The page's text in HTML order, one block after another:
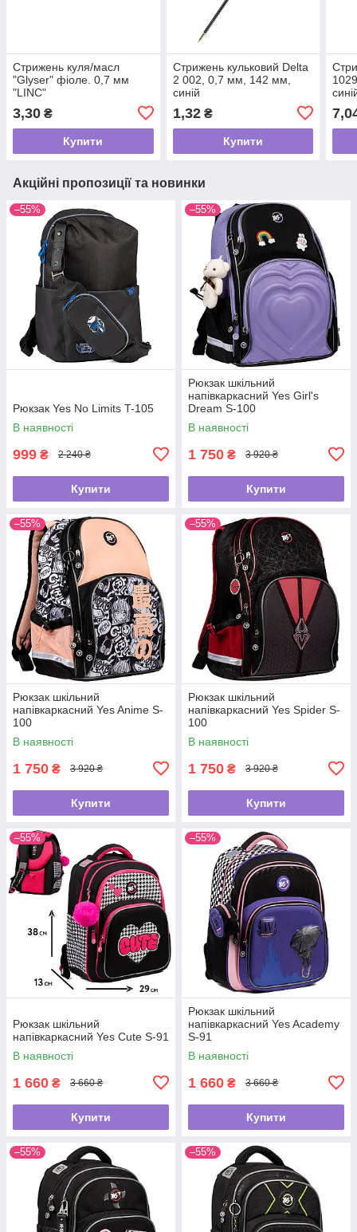
Стрижень куля/масл
"Glyser" фіоле. 0,7 мм
"LINC"
3,30 ₴
Купити
Стрижень кульковий Delta
2 002, 0,7 мм, 142 мм,
синій
1,32₴
Купити
Акційні пропозиції та новинки
–55%
Рюкзак Yes No Limits T-105
В наявності
999 ₴ 2 240 ₴
Купити
–55%
Рюкзак шкільний
напівкаркасний Yes Girl's
Dream S-100
В наявності
1 750 ₴ 3 920 ₴
Купити
–55%
Рюкзак шкільний
напівкаркасний Yes Anime S-
100
В наявності
1 750 ₴ 3 920 ₴
Купити
–55%
Рюкзак шкільний
напівкаркасний Yes Spider S-
100
В наявності
1 750 ₴ 3 920 ₴
Купити
–55%
Рюкзак шкільний
напівкаркасний Yes Cute S-91
В наявності
1 660 ₴ 3 660 ₴
Купити
–55%
Рюкзак шкільний
напівкаркасний Yes Academy
S-91
В наявності
1 660 ₴ 3 660 ₴
Купити
–55% –55%